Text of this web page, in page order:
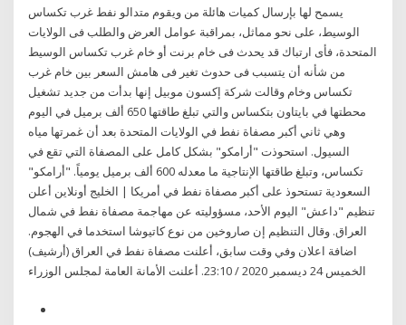
يسمح لها بإرسال كميات هائلة من ويقوم متدالو نفط غرب تكساس
الوسيط، على نحو مماثل، بمراقبة عوامل العرض والطلب فى الولايات
المتحدة، فأى ارتباك قد يحدث فى خام برنت أو خام غرب تكساس الوسيط
من شأنه أن يتسبب فى حدوث تغير فى هامش السعر بين خام غرب
تكساس وخام وقالت شركة إكسون موبيل إنها بدأت من جديد تشغيل
محطتها في بايتاون بتكساس والتي تبلغ طاقتها 650 ألف برميل في اليوم
وهي ثاني أكبر مصفاة نفط في الولايات المتحدة بعد أن غمرتها مياه
السيول. استحوذت "أرامكو" بشكل كامل على المصفاة التي تقع في
تكساس، وتبلغ طاقتها الإنتاجية ما معدله 600 ألف برميل يومياً. "أرامكو"
السعودية تستحوذ على أكبر مصفاة نفط في أمريكا | الخليج أونلاين أعلن
تنظيم "داعش" اليوم الأحد، مسؤوليته عن مهاجمة مصفاة نفط في شمال
العراق. وقال التنظيم إن صاروخين من نوع كاتيوشا استخدما في الهجوم.
اضافة اعلان وفي وقت سابق، أعلنت مصفاة نفط في العراق (أرشيف)
الخميس 24 ديسمبر 2020 / 23:10. أعلنت الأمانة العامة لمجلس الوزراء